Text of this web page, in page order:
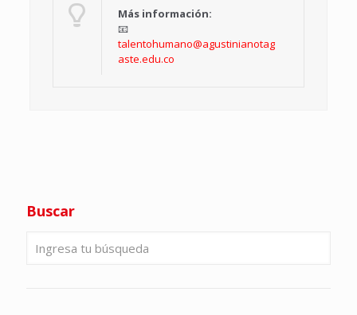
Más información:
📧
talentohumano@agustinianotag
aste.edu.co
Buscar